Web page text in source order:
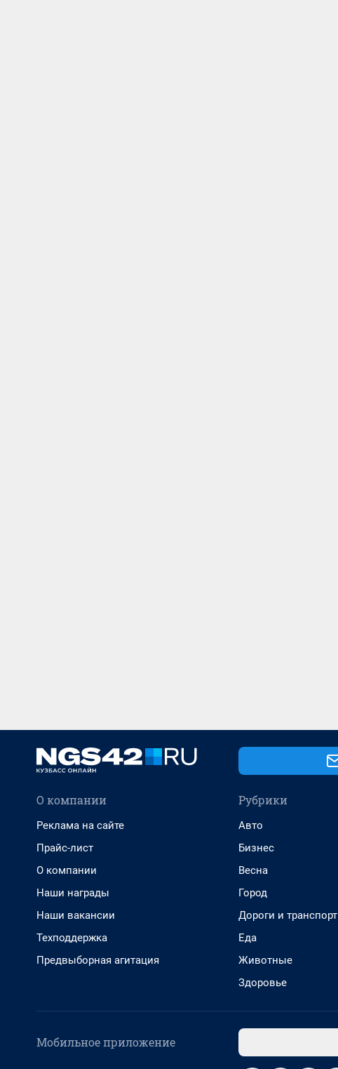
О компании
Реклама на сайте
Прайс-лист
О компании
Наши награды
Наши вакансии
Техподдержка
Предвыборная агитация
Рубрики
Авто
Бизнес
Весна
Город
Дороги и транспорт
Еда
Животные
Здоровье
Мобильное приложение